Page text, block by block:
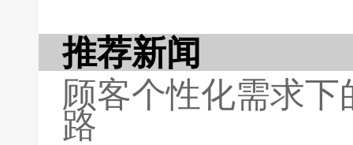
推荐新闻
顾客个性化需求
路